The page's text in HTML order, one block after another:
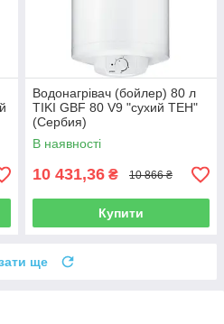
Водонагрівач (бойлер) 80 л
TIKI GBF 80 V9 "сухий ТЕН"
(Сербия)
В наявності
10 431,36 ₴ 10 866 ₴
Купити
ще